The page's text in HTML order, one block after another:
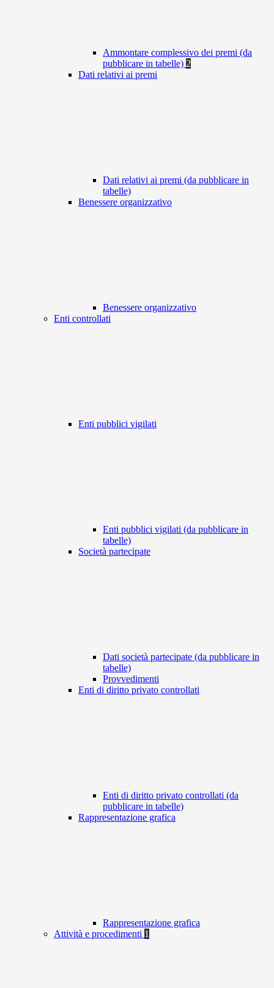
Ammontare complessivo dei premi (da
pubblicare in tabelle) 2
Dati relativi ai premi
Dati relativi ai premi (da pubblicare in
tabelle)
Benessere organizzativo
Benessere organizzativo
Enti controllati
Enti pubblici vigilati
Enti pubblici vigilati (da pubblicare in
tabelle)
Società partecipate
Dati società partecipate (da pubblicare in
tabelle)
Provvedimenti
Enti di diritto privato controllati
Enti di diritto privato controllati (da
pubblicare in tabelle)
Rappresentazione grafica
Rappresentazione grafica
Attività e procedimenti 1